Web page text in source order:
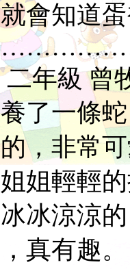
會知道
二年級 曾
了一條
，非常
姐姐輕輕
冰涼涼
真有趣。